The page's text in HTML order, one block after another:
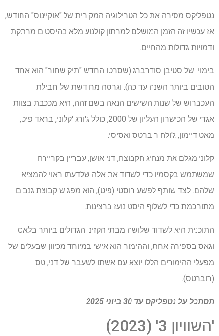
נטפליקס מסירה את כל הטרילוגיה המקורית של "אוקיינוס" החודש,
אז עכשיו זה הזמן המושלם למרתון קולנוע מלא בהיסטים מרתקת
ודמויות גדולות מהחיים.
בימויו של סטיבן סודרברג (שסרטו החדש "תיק שחור" הוא אחד
הטובים ביותר השנה עד כה), וגרסה מחודשת של חבילת
העכברוש של שנות השישים הנאה בשם זהה, היא מככבת בצוות
אגדי של הכישרון העליון של 2000, כולל ג'ורג 'קלוני, בראד פיט,
מאט דיימון, ג'ולה רוברטס ואסיסי.
קלוני מגלם את מנהיג הקבוצה, דני אושן, עבריין בקריירה
שמשתמש בקסמיו כדי לשדוד את אלה שלדעתו ראוי להמציא
שלהם. לצד שותף לפשע רוסטי (פיט), הוא מפגיש קבוצת גנבים
מתוחכמת כדי לשלוף היסט נועז ברצינות.
התוכנית היא לשדוד שלושה מבתי הקזינו הגדולים ביותר בלאס
וגאס בספירה אחת, וההימור הוא אישי במיוחד מכיוון שבעלים של
מפעלי ההימורים הללו יוצא עם אשתו לשעבר של דני, טס
(רוברטס).
תסתכל על נטפליקס עד 30 ביוני 2025
'השוויון 3' (2023)